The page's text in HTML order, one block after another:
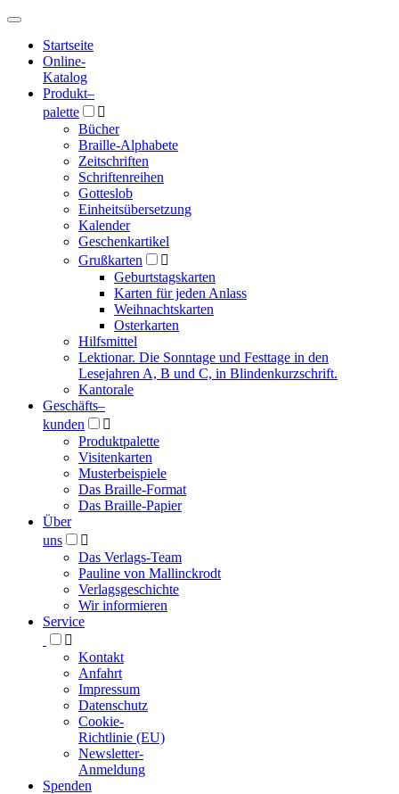
Hauptmenü
Hauptmenü
Startseite
Online-
Katalog
Produkt–
palette

Bücher
Braille-Alphabete
Zeitschriften
Schriftenreihen
Gotteslob
Einheitsübersetzung
Kalender
Geschenkartikel
Grußkarten

Geburtstagskarten
Karten für jeden Anlass
Weihnachtskarten
Osterkarten
Hilfsmittel
Lektionar. Die Sonntage und Festtage in den
Lesejahren A, B und C, in Blindenkurzschrift.
Kantorale
Geschäfts­–
kunden

Produktpalette
Visitenkarten
Musterbeispiele
Das Braille-Format
Das Braille-Papier
Über
uns

Das Verlags-Team
Pauline von Mallinckrodt
Verlagsgeschichte
Wir informieren
Service

Kontakt
Anfahrt
Impressum
Datenschutz
Cookie-
Richtlinie (EU)
Newsletter-
Anmeldung
Spenden